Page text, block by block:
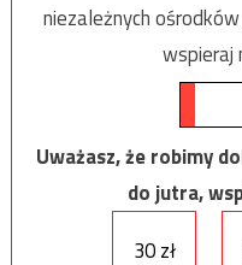
niezależnych
wspieraj
Uważasz, że robimy
do jutra,
30 zł